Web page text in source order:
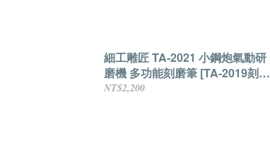
細工雕匠 TA-2021 小鋼炮氣動研
磨機 多功能刻磨筆 [TA-2019刻磨
筆升級第二代]
NT$2,200